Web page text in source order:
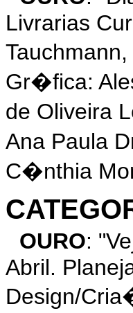
Livrarias
Gr�fica:
de Oliveira
Ana Paula
C�nthia
OURO:
Abril.
Design/